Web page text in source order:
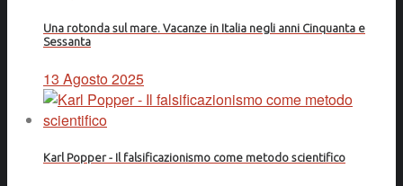
Una rotonda sul mare. Vacanze in Italia negli anni Cinquanta e
Sessanta
13 Agosto 2025
Karl Popper - Il falsificazionismo come metodo scientifico